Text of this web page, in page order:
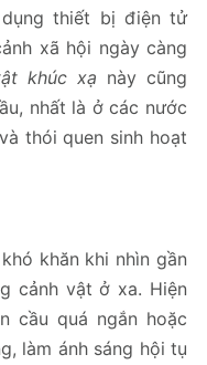
thiết bị điện tử
xã hội ngày càng
khúc xạ này cũng
nhất là ở các nước
thói quen sinh hoạt
khăn khi nhìn gần
cảnh vật ở xa. Hiện
cầu quá ngắn hoặc
làm ánh sáng hội tụ